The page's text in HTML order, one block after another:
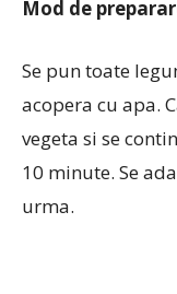
Mod de
Se pun toate
acopera cu apa.
vegeta si se
10 minute. Se
urma.